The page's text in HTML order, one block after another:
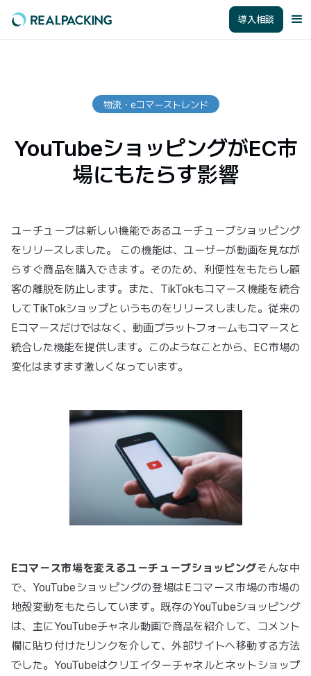
導入相談
物流・eコマーストレンド
YouTubeショッピングがEC市
場にもたらす影響
ユーチューブは新しい機能であるユーチューブショッピング
をリリースしました。 この機能は、ユーザーが動画を見なが
らすぐ商品を購入できます。そのため、利便性をもたらし顧
客の離脱を防止します。また、TikTokもコマース機能を統合
してTikTokショップというものをリリースしました。従来の
Eコマースだけではなく、動画プラットフォームもコマースと
統合した機能を提供します。このようなことから、EC市場の
変化はますます激しくなっています。
Eコマース市場を変えるユーチューブショッピングそんな中
で、YouTubeショッピングの登場はEコマース市場の市場の
地殻変動をもたらしています。既存のYouTubeショッピング
は、主にYouTubeチャネル動画で商品を紹介して、コメント
欄に貼り付けたリンクを介して、外部サイトへ移動する方法
でした。YouTubeはクリエイターチャネルとネットショップ